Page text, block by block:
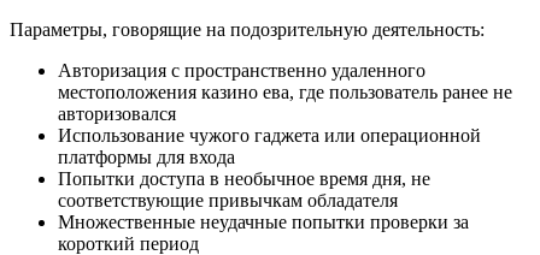
Параметры, говорящие на подозрительную деятельность:
Авторизация с пространственно удаленного
местоположения казино ева, где пользователь ранее не
авторизовался
Использование чужого гаджета или операционной
платформы для входа
Попытки доступа в необычное время дня, не
соответствующие привычкам обладателя
Множественные неудачные попытки проверки за
короткий период